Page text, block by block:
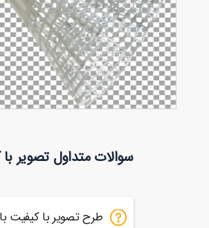
سوالات متداول تصویر
طرح تصویر با کیفیت